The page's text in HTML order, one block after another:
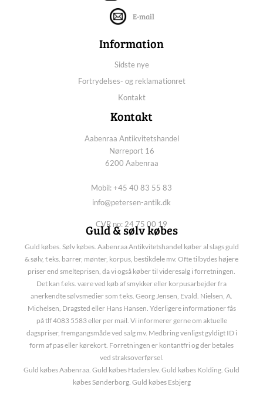
E-mail
Information
Sidste nye
Fortrydelses- og reklamationret
Kontakt
Kontakt
Aabenraa Antikvitetshandel
Nørreport 16
6200 Aabenraa
Mobil: +45 40 83 55 83
info@petersen-antik.dk
CVR no: 24 75 00 19
Guld & sølv købes
Guld købes. Sølv købes. Aabenraa Antikvitetshandel køber al slags guld
& sølv, f.eks. barrer, mønter, korpus, bestikdele mv. Ofte tilbydes højere
priser end smelteprisen, da vi også køber til videresalg i forretningen.
Det kan f.eks. være ved køb af smykker eller korpusarbejder fra
anerkendte sølvsmedier som f.eks. Georg Jensen, Evald. Nielsen, A.
Michelsen, Dragsted eller Hans Hansen. Yderligere informationer fås
på tlf 4083 5583 eller per mail. Vi informerer gerne om aktuelle
dagspriser, fremgangsmåde ved salg mv. Medbring venligst gyldigt ID i
form af pas eller kørekort. Forretningen er kontantfri og der betales
ved straksoverførsel.
Guld købes Aabenraa. Guld købes Haderslev. Guld købes Kolding. Guld
købes Sønderborg. Guld købes Esbjerg